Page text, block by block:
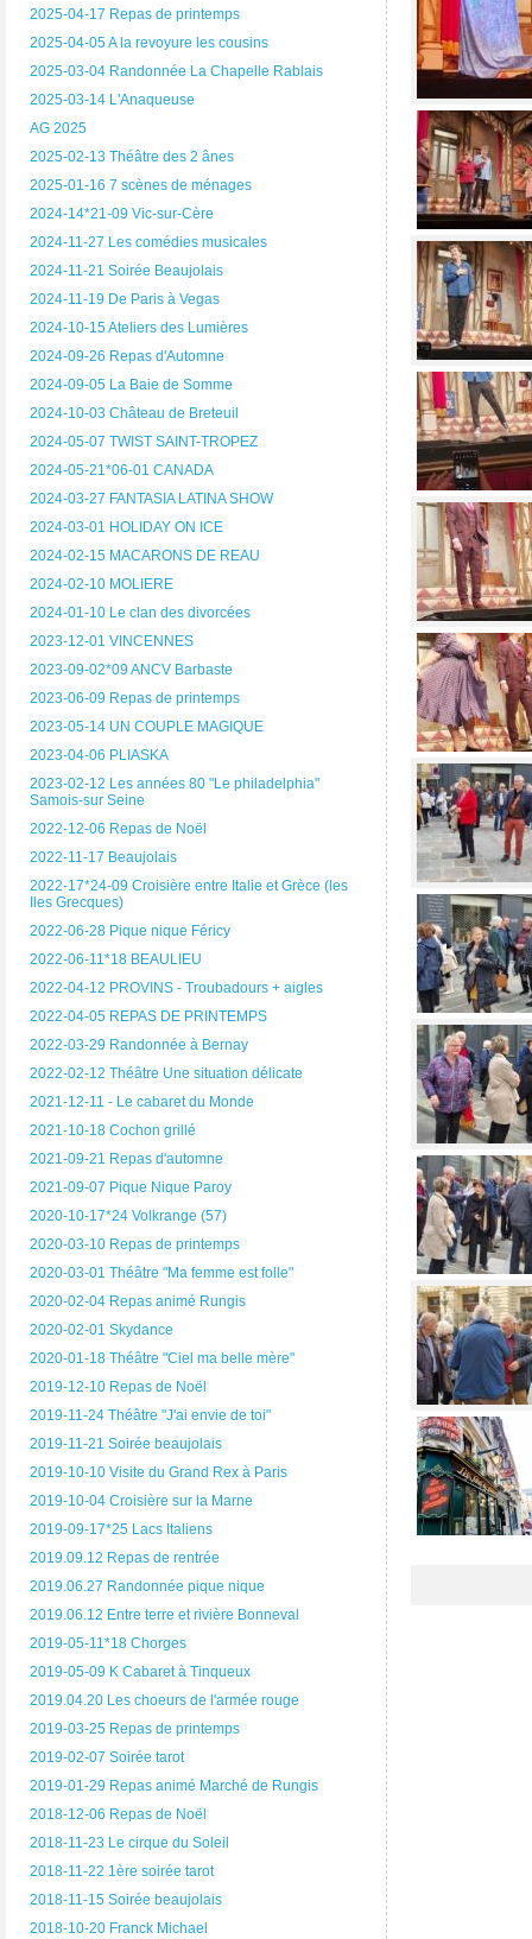
2025-04-17 Repas de printemps
2025-04-05 A la revoyure les cousins
2025-03-04 Randonnée La Chapelle Rablais
2025-03-14 L'Anaqueuse
AG 2025
2025-02-13 Théâtre des 2 ânes
2025-01-16 7 scènes de ménages
2024-14*21-09 Vic-sur-Cère
2024-11-27 Les comédies musicales
2024-11-21 Soirée Beaujolais
2024-11-19 De Paris à Vegas
2024-10-15 Ateliers des Lumières
2024-09-26 Repas d'Automne
2024-09-05 La Baie de Somme
2024-10-03 Château de Breteuil
2024-05-07 TWIST SAINT-TROPEZ
2024-05-21*06-01 CANADA
2024-03-27 FANTASIA LATINA SHOW
2024-03-01 HOLIDAY ON ICE
2024-02-15 MACARONS DE REAU
2024-02-10 MOLIERE
2024-01-10 Le clan des divorcées
2023-12-01 VINCENNES
2023-09-02*09 ANCV Barbaste
2023-06-09 Repas de printemps
2023-05-14 UN COUPLE MAGIQUE
2023-04-06 PLIASKA
2023-02-12 Les années 80 "Le philadelphia"
Samois-sur Seine
2022-12-06 Repas de Noël
2022-11-17 Beaujolais
2022-17*24-09 Croisière entre Italie et Grèce (les
Iles Grecques)
2022-06-28 Pique nique Féricy
2022-06-11*18 BEAULIEU
2022-04-12 PROVINS - Troubadours + aigles
2022-04-05 REPAS DE PRINTEMPS
2022-03-29 Randonnée à Bernay
2022-02-12 Théâtre Une situation délicate
2021-12-11 - Le cabaret du Monde
2021-10-18 Cochon grillé
2021-09-21 Repas d'automne
2021-09-07 Pique Nique Paroy
2020-10-17*24 Volkrange (57)
2020-03-10 Repas de printemps
2020-03-01 Théâtre "Ma femme est folle"
2020-02-04 Repas animé Rungis
2020-02-01 Skydance
2020-01-18 Théâtre "Ciel ma belle mère"
2019-12-10 Repas de Noël
2019-11-24 Théâtre "J'ai envie de toi"
2019-11-21 Soirée beaujolais
2019-10-10 Visite du Grand Rex à Paris
2019-10-04 Croisière sur la Marne
2019-09-17*25 Lacs Italiens
2019.09.12 Repas de rentrée
2019.06.27 Randonnée pique nique
2019.06.12 Entre terre et rivière Bonneval
2019-05-11*18 Chorges
2019-05-09 K Cabaret à Tinqueux
2019.04.20 Les choeurs de l'armée rouge
2019-03-25 Repas de printemps
2019-02-07 Soirée tarot
2019-01-29 Repas animé Marché de Rungis
2018-12-06 Repas de Noël
2018-11-23 Le cirque du Soleil
2018-11-22 1ère soirée tarot
2018-11-15 Soirée beaujolais
2018-10-20 Franck Michael